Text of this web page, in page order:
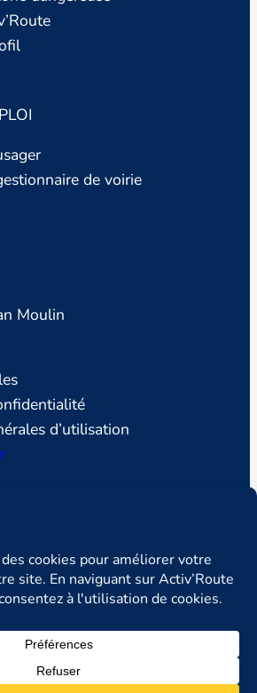
de voirie
Moulin
d’utilisation
DE DEFENSE DES
Instagram LinkedIn